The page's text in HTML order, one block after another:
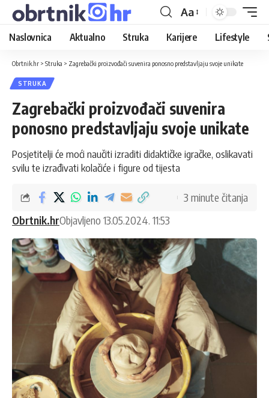
Aa
Naslovnica Aktualno Struka Karijere Lifestyle
Obrtnik.hr > Struka > Zagrebački proizvođači suvenira ponosno predstavljaju svoje unikate
STRUKA
Zagrebački proizvođači suvenira
ponosno predstavljaju svoje unikate
Posjetitelji će moći naučiti izraditi didaktičke igračke, oslikavati
svilu te izrađivati kolačiće i figure od tijesta
Obrtnik.hrObjavljeno 13.05.2024. 11:53
3 minute čitanja